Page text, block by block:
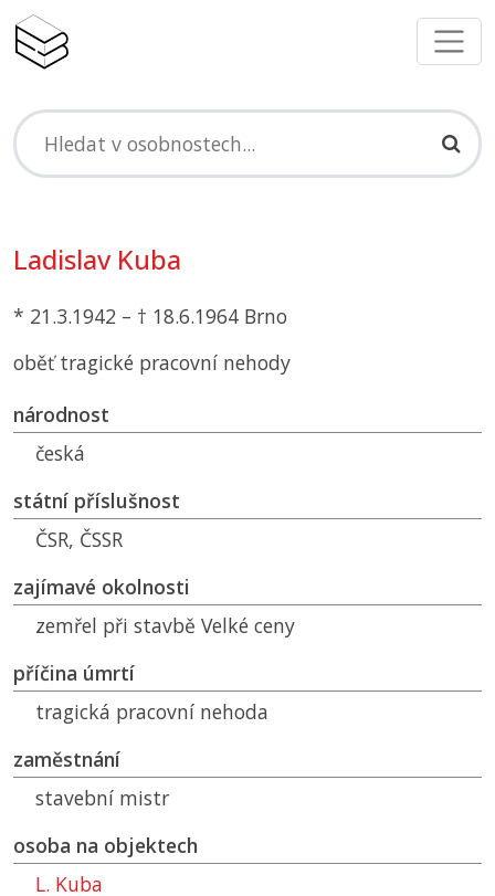
Ladislav Kuba
* 21.3.1942 – † 18.6.1964 Brno
oběť tragické pracovní nehody
národnost
česká
státní příslušnost
ČSR, ČSSR
zajímavé okolnosti
zemřel při stavbě Velké ceny
příčina úmrtí
tragická pracovní nehoda
zaměstnání
stavební mistr
osoba na objektech
L. Kuba